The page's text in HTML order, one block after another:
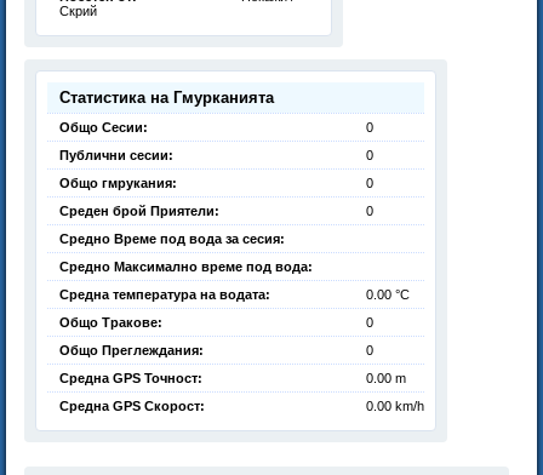
Скрий
Статистика на Гмурканията
Общо Сесии:
0
Публични сесии:
0
Общо гмрукания:
0
Среден брой Приятели:
0
Средно Време под вода за сесия:
Средно Максимално време под вода:
Средна температура на водата:
0.00 °C
Общо Тракове:
0
Общо Преглеждания:
0
Средна GPS Точност:
0.00 m
Средна GPS Скорост:
0.00 km/h